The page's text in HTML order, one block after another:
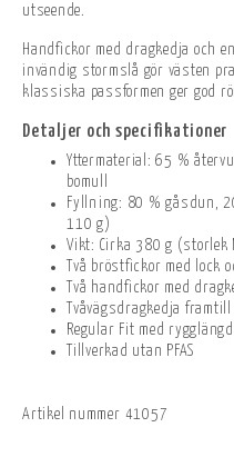
utseende.
Handfickor med dragkedja och
invändig stormslå gör västen
klassiska passformen ger god
Detaljer och specifikationer
Yttermaterial: 65 %
bomull
Fyllning: 80 % gåsdun,
110 g)
Vikt: Cirka 380 g (storlek
Två bröstfickor med lock
Två handfickor med
Tvåvägsdragkedja
Regular Fit med
Tillverkad utan PFAS
Artikel nummer 41057